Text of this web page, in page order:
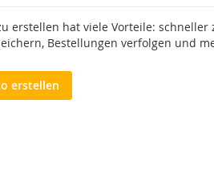
erstellen hat viele Vorteile: schneller
Bestellungen verfolgen und
erstellen